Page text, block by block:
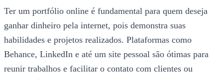
Ter um portfólio online é fundamental para quem deseja
ganhar dinheiro pela internet, pois demonstra suas
habilidades e projetos realizados. Plataformas como
Behance, LinkedIn e até um site pessoal são ótimas para
reunir trabalhos e facilitar o contato com clientes ou